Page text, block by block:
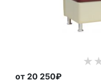
от 20 250₽